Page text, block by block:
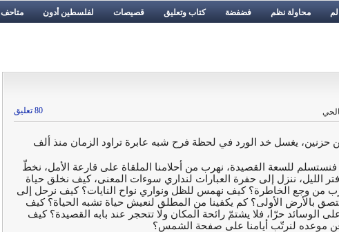
محاولة نظم فضفضة كتاب وتعليق قصيصات لفلسطين أدون متاحف
80 تعليق
حزنين، يغسل خد الورد في لحظة فرح شبه عابرة تراود الزمان منذ ألف
فنستسلم للسعة القصيدة، نهرب من أحلامنا الملقاة على قارعة الأمل، نخطّ
الليل، ننزل إلى حفرة العبارات لنداري سوءات المعنى، كيف نخلق حياة
من وجع الخاطرة؟ كيف نهمس للظل ونواري نواح النايات؟ كيف نرحل إلى
بالأرض الأولى؟ كم يكفينا من المطلق لنعيش حياة تشبه الحياة؟ كيف
الوسائد حرّا، فلا يشتمّ رائحة المكان ولا تتحجر عند بابه القصيدة؟ كيف
موعده لنرتّب أيامنا على صفحة الشمس؟